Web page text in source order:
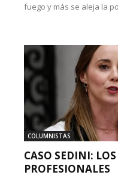
fuego y más se aleja la
COLUMNISTAS
CASO SEDINI:
PROFESIONALES